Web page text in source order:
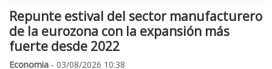
Repunte estival del sector manufacturero
de la eurozona con la expansión más
fuerte desde 2022
Economia - 03/08/2026 10:38